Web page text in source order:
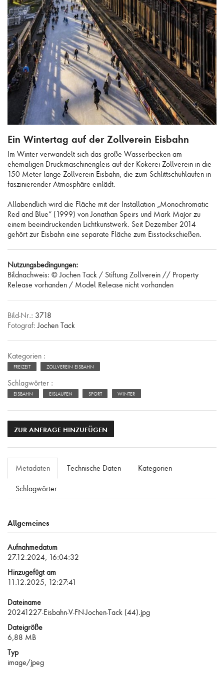
Ein Wintertag auf der Zollverein Eisbahn
Im Winter verwandelt sich das große Wasserbecken am
ehemaligen Druckmaschinengleis auf der Kokerei Zollverein in die
150 Meter lange Zollverein Eisbahn, die zum Schlittschuhlaufen in
faszinierender Atmosphäre einlädt.
Allabendlich wird die Fläche mit der Installation „Monochromatic
Red and Blue“ (1999) von Jonathan Speirs und Mark Major zu
einem beeindruckenden Lichtkunstwerk. Seit Dezember 2014
gehört zur Eisbahn eine separate Fläche zum Eisstockschießen.
Nutzungsbedingungen:
Bildnachweis: © Jochen Tack / Stiftung Zollverein // Property
Release vorhanden / Model Release nicht vorhanden
Bild-Nr.: 3718
Fotograf: Jochen Tack
Kategorien :
FREIZEIT ZOLLVEREIN EISBAHN
Schlagwörter :
EISBAHN EISLAUFEN SPORT WINTER
ZUR ANFRAGE HINZUFÜGEN
Metadaten Technische Daten Kategorien
Schlagwörter
Allgemeines
Aufnahmedatum
27.12.2024, 16:04:32
Hinzugefügt am
11.12.2025, 12:27:41
Dateiname
20241227-Eisbahn-V-FN-Jochen-Tack (44).jpg
Dateigröße
6,88 MB
Typ
image/jpeg